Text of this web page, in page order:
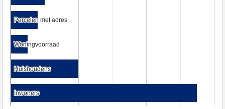
Percelen met adres
Percelen met adres
Woningvoorraad
Woningvoorraad
Huishoudens
Huishoudens
Inwoners
Inwoners